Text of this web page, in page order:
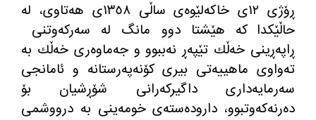
ڕۆژی ١٢ی خاكه‌لێوه‌ی ساڵی ١٣٥٨ی هه‌تاوی، له‌
حاڵێكدا كه‌ هێشتا دوو مانگ له‌ سه‌ركه‌وتنی
ڕاپه‌ڕینی خه‌ڵك تێپه‌ڕ نه‌ببوو و جه‌ماوه‌ری خه‌ڵك به‌
ته‌واوی ماهییه‌تی بیری كۆنه‌په‌رستانه‌ و ئامانجی
سه‌رمایه‌داری داگیركه‌رانی شۆڕشیان بۆ
ده‌رنه‌كه‌وتبوو، داروده‌سته‌ی خومه‌ینی به‌ درووشمی